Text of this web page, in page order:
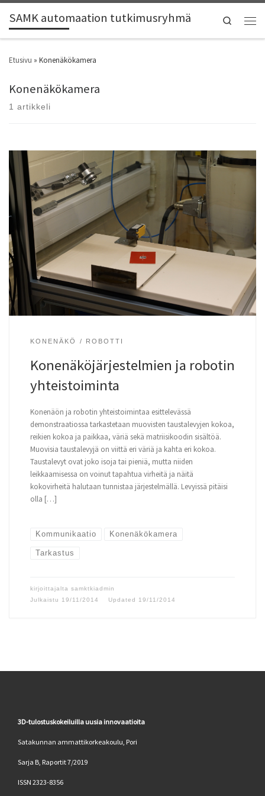
SAMK automaation tutkimusryhmä Search
Etusivu » Konenäkökamera
Konenäkökamera
1 artikkeli
KONENÄKÖ ROBOTTI
Konenäköjärjestelmien ja robotin
yhteistoiminta
Konenäön ja robotin yhteistoimintaa esittelevässä
demonstraatiossa tarkastetaan muovisten taustalevyjen kokoa,
reikien kokoa ja paikkaa, väriä sekä matriisikoodin sisältöä.
Muovisia taustalevyjä on viittä eri väriä ja kahta eri kokoa.
Taustalevyt ovat joko isoja tai pieniä, mutta niiden
leikkaamisessa on voinut tapahtua virheitä ja näitä
kokovirheitä halutaan tunnistaa järjestelmällä. Levyissä pitäisi
olla […]
Kommunikaatio Konenäkökamera
Tarkastus
kirjoittajalta samktkiadmin
Julkaistu 19/11/2014 Updated 19/11/2014
3D-tulostuskokeiluilla uusia innovaatioita
Satakunnan ammattikorkeakoulu, Pori
Sarja B, Raportit 7/2019
ISSN 2323-8356